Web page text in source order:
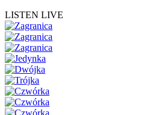
LISTEN LIVE